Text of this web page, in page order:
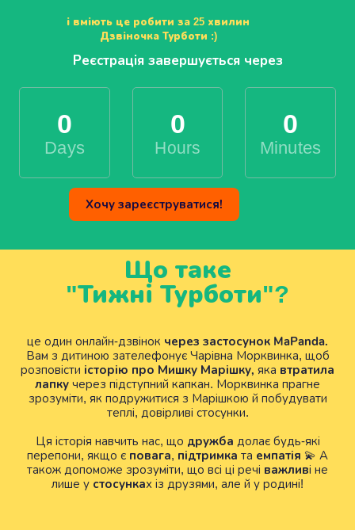
і вміють це робити за 25 хвилин
Дзвіночка Турботи :)
Реєстрація завершується через
0
Days
0
Hours
0
Minutes
Хочу зареєструватися!
Що таке
"Тижні Турботи"?
це один онлайн-дзвінок через застосунок MaPanda.
Вам з дитиною зателефонує Чарівна Морквинка, щоб
розповісти історію про Мишку Марішку, яка втратила
лапку через підступний капкан. Морквинка прагне
зрозуміти, як подружитися з Марішкою й побудувати
теплі, довірливі стосунки.
Ця історія навчить нас, що дружба долає будь-які
перепони, якщо є повага, підтримка та емпатія 💫 А
також допоможе зрозуміти, що всі ці речі важливі не
лише у стосунках із друзями, але й у родині!